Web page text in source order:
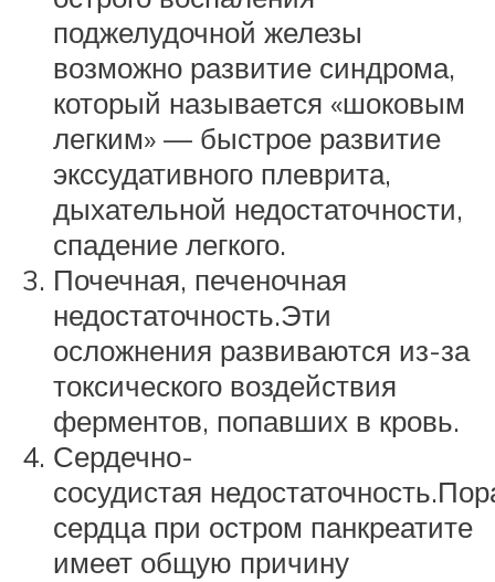
поджелудочной железы
возможно развитие синдрома,
который называется «шоковым
легким» — быстрое развитие
экссудативного плеврита,
дыхательной недостаточности,
спадение легкого.
Почечная, печеночная
недостаточность.Эти
осложнения развиваются из-за
токсического воздействия
ферментов, попавших в кровь.
Сердечно-
сосудистая
сердца при остром панкреатите
имеет общую причину